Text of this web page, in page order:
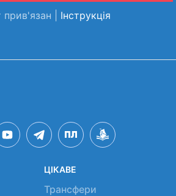
прив'язан | Інструкція
ЦІКАВЕ
Трансфери